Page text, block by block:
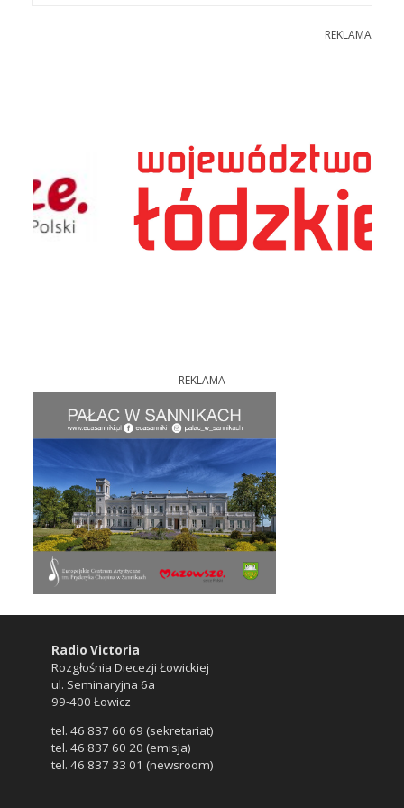
REKLAMA
REKLAMA
Radio Victoria
Rozgłośnia Diecezji Łowickiej
ul. Seminaryjna 6a
99-400 Łowicz
tel. 46 837 60 69 (sekretariat)
tel. 46 837 60 20 (emisja)
tel. 46 837 33 01 (newsroom)